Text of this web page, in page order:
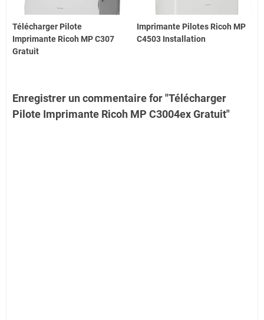
Télécharger Pilote
Imprimante Ricoh MP C307
Gratuit
Imprimante Pilotes Ricoh MP
C4503 Installation
Enregistrer un commentaire for "Télécharger
Pilote Imprimante Ricoh MP C3004ex Gratuit"